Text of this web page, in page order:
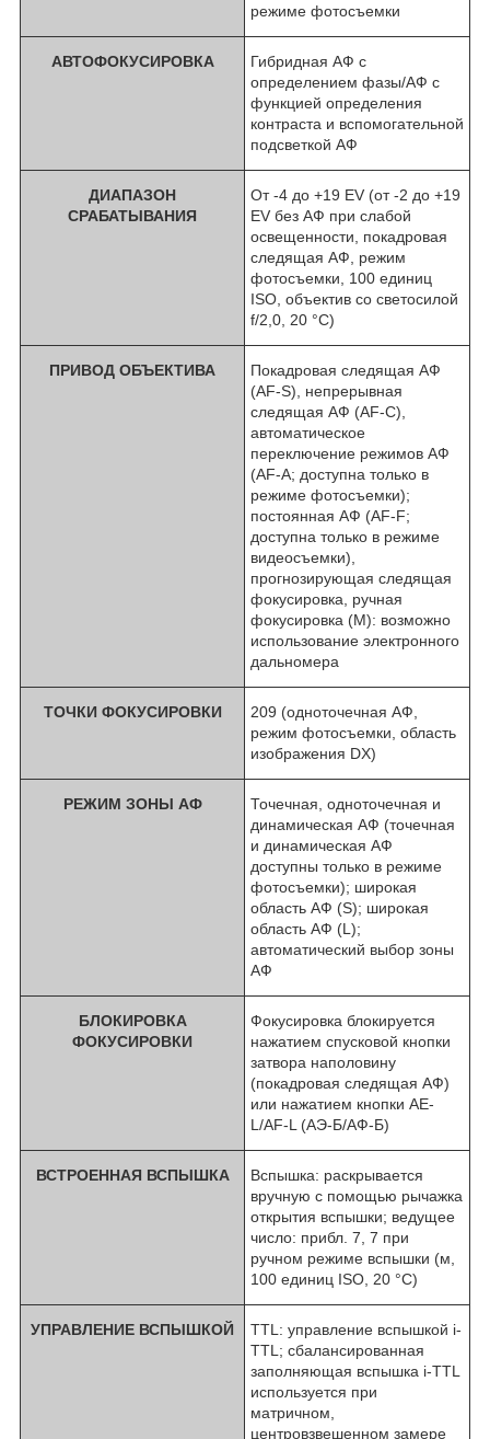
режиме фотосъемки
АВТОФОКУСИРОВКА
Гибридная АФ с
определением фазы/АФ с
функцией определения
контраста и вспомогательной
подсветкой АФ
ДИАПАЗОН
СРАБАТЫВАНИЯ
От -4 до +19 EV (от -2 до +19
EV без АФ при слабой
освещенности, покадровая
следящая АФ, режим
фотосъемки, 100 единиц
ISO, объектив со светосилой
f/2,0, 20 °C)
ПРИВОД ОБЪЕКТИВА
Покадровая следящая АФ
(AF-S), непрерывная
следящая АФ (AF-C),
автоматическое
переключение режимов АФ
(AF-A; доступна только в
режиме фотосъемки);
постоянная АФ (AF-F;
доступна только в режиме
видеосъемки),
прогнозирующая следящая
фокусировка, ручная
фокусировка (M): возможно
использование электронного
дальномера
ТОЧКИ ФОКУСИРОВКИ
209 (одноточечная АФ,
режим фотосъемки, область
изображения DX)
РЕЖИМ ЗОНЫ АФ
Точечная, одноточечная и
динамическая АФ (точечная
и динамическая АФ
доступны только в режиме
фотосъемки); широкая
область АФ (S); широкая
область АФ (L);
автоматический выбор зоны
АФ
БЛОКИРОВКА
ФОКУСИРОВКИ
Фокусировка блокируется
нажатием спусковой кнопки
затвора наполовину
(покадровая следящая АФ)
или нажатием кнопки AE-
L/AF-L (АЭ-Б/АФ-Б)
ВСТРОЕННАЯ ВСПЫШКА
Вспышка: раскрывается
вручную с помощью рычажка
открытия вспышки; ведущее
число: прибл. 7, 7 при
ручном режиме вспышки (м,
100 единиц ISO, 20 °C)
УПРАВЛЕНИЕ ВСПЫШКОЙ
TTL: управление вспышкой i-
TTL; сбалансированная
заполняющая вспышка i-TTL
используется при
матричном,
центровзвешенном замере